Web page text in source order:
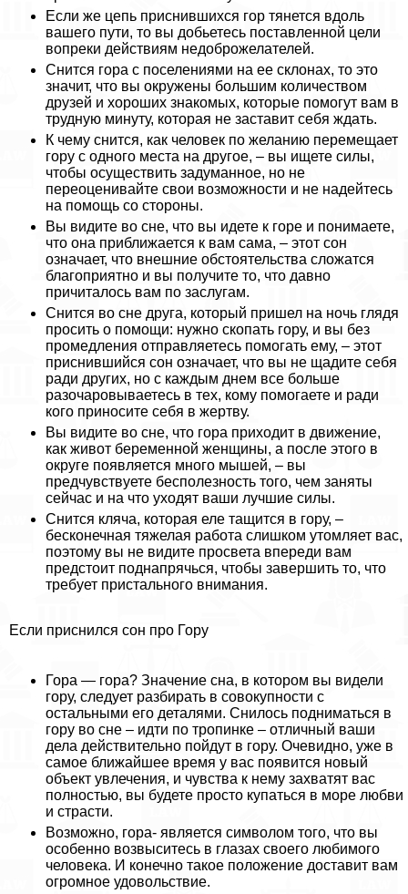
Если же цепь приснившихся гор тянется вдоль
вашего пути, то вы добьетесь поставленной цели
вопреки действиям недоброжелателей.
Снится гора с поселениями на ее склонах, то это
значит, что вы окружены большим количеством
друзей и хороших знакомых, которые помогут вам в
трудную минуту, которая не заставит себя ждать.
К чему снится, как человек по желанию перемещает
гору с одного места на другое, – вы ищете силы,
чтобы осуществить задуманное, но не
переоценивайте свои возможности и не надейтесь
на помощь со стороны.
Вы видите во сне, что вы идете к горе и понимаете,
что она приближается к вам сама, – этот сон
означает, что внешние обстоятельства сложатся
благоприятно и вы получите то, что давно
причиталось вам по заслугам.
Снится во сне друга, который пришел на ночь глядя
просить о помощи: нужно скопать гору, и вы без
промедления отправляетесь помогать ему, – этот
приснившийся сон означает, что вы не щадите себя
ради других, но с каждым днем все больше
разочаровываетесь в тех, кому помогаете и ради
кого приносите себя в жертву.
Вы видите во сне, что гора приходит в движение,
как живот беременной женщины, а после этого в
округе появляется много мышей, – вы
предчувствуете бесполезность того, чем заняты
сейчас и на что уходят ваши лучшие силы.
Снится кляча, которая еле тащится в гору, –
бесконечная тяжелая работа слишком утомляет вас,
поэтому вы не видите просвета впереди вам
предстоит поднапрячься, чтобы завершить то, что
требует пристального внимания.
Если приснился сон про Гору
Гора — гора? Значение сна, в котором вы видели
гору, следует разбирать в совокупности с
остальными его деталями. Снилось подниматься в
гору во сне – идти по тропинке – отличный ваши
дела действительно пойдут в гору. Очевидно, уже в
самое ближайшее время у вас появится новый
объект увлечения, и чувства к нему захватят вас
полностью, вы будете просто купаться в море любви
и страсти.
Возможно, гора- является символом того, что вы
особенно возвыситесь в глазах своего любимого
человека. И конечно такое положение доставит вам
огромное удовольствие.